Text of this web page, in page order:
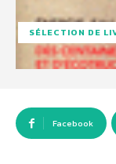
SÉLECTION DE
Facebook